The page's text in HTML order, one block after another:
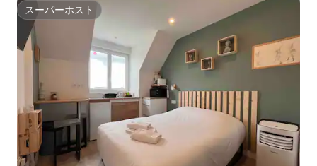
スーパーホスト
スーパーホスト